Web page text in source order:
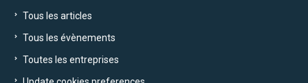
Tous les articles
Tous les évènements
Toutes les entreprises